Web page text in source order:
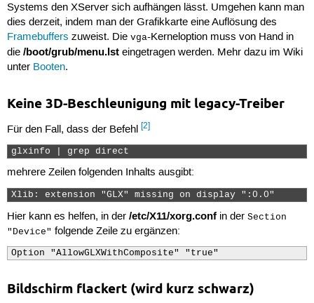
Systems den XServer sich aufhängen lässt. Umgehen kann man
dies derzeit, indem man der Grafikkarte eine Auflösung des
Framebuffers zuweist. Die vga-Kerneloption muss von Hand in
die /boot/grub/menu.lsteingetragen werden. Mehr dazu im Wiki
unter Booten.
Keine 3D-Beschleunigung mit legacy-Treiber
Für den Fall, dass der Befehl [2]
glxinfo | grep direct
mehrere Zeilen folgenden Inhalts ausgibt:
Xlib: extension "GLX" missing on display ":0.0"
Hier kann es helfen, in der /etc/X11/xorg.confin der Section
"Device" folgende Zeile zu ergänzen:
Option "AllowGLXWithComposite" "true"
Bildschirm flackert (wird kurz schwarz)